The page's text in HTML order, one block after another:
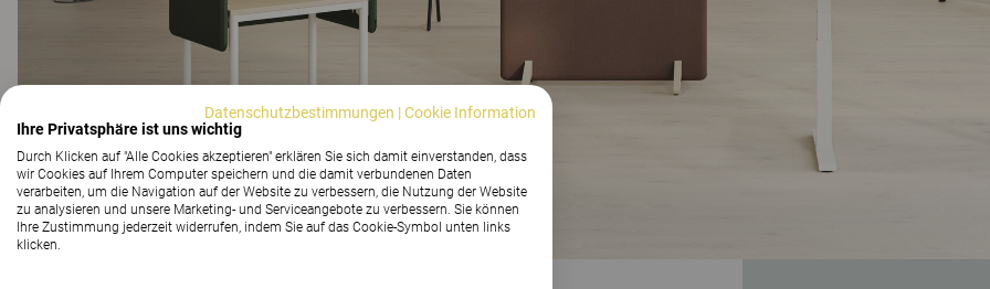
Datenschutzbestimmungen |Cookie Information
Ihre Privatsphäre ist uns wichtig
Durch Klicken auf "Alle Cookies akzeptieren" erklären Sie sich damit einverstanden, dass
wir Cookies auf Ihrem Computer speichern und die damit verbundenen Daten
verarbeiten, um die Navigation auf der Website zu verbessern, die Nutzung der Website
zu analysieren und unsere Marketing- und Serviceangebote zu verbessern. Sie können
Ihre Zustimmung jederzeit widerrufen, indem Sie auf das Cookie-Symbol unten links
klicken.